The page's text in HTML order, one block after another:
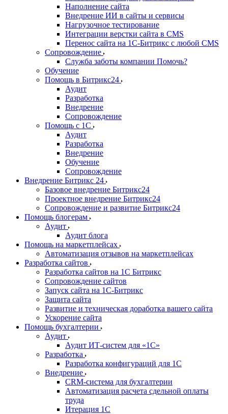
Наполнение сайта
Внедрение ИИ в сайты и сервисы
Нагрузочное тестирование
Интеграции верстки сайта в CMS
Перенос сайта на 1C-Битрикс с любой CMS
Сопровождение
Служба заботы компании Помочь?
Обучение
Помощь в Битрикс24
Аудит
Разработка
Внедрение
Сопровождение
Помощь с 1С
Аудит
Разработка
Внедрение
Обучение
Сопровождение
Внедрение Битрикс 24
Базовое внедрение Битрикс24
Проектное внедрение Битрикс24
Сопровождение и развитие Битрикс24
Помощь блогерам
Аудит
Аудит блога
Помощь на маркетплейсах
Автоматизация отзывов на маркетплейсах
Разработка сайтов
Разработка сайтов на 1С Битрикс
Сопровождение сайтов
Запуск сайта на 1С-Битрикс
Защита сайта
Развитие и техническая доработка вашего сайта
Ускорение сайта
Помощь бухгалтерии
Аудит
Аудит ИТ-систем для «1С»
Разработка
Разработка конфигураций для 1С
Внедрение
CRM-система для бухгалтерии
Автоматизация расчета сдельной оплаты
труда
Итерация 1С